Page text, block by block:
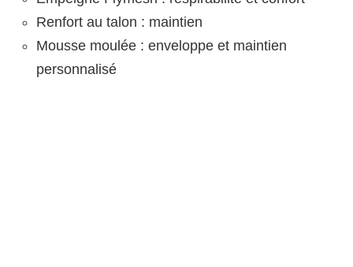
Renfort au talon : maintien
Mousse moulée : enveloppe et maintien
personnalisé